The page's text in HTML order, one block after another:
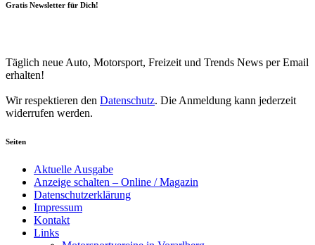
Gratis Newsletter für Dich!
Täglich neue Auto, Motorsport, Freizeit und Trends News per Email
erhalten!
Wir respektieren den Datenschutz. Die Anmeldung kann jederzeit
widerrufen werden.
Seiten
Aktuelle Ausgabe
Anzeige schalten – Online / Magazin
Datenschutzerklärung
Impressum
Kontakt
Links